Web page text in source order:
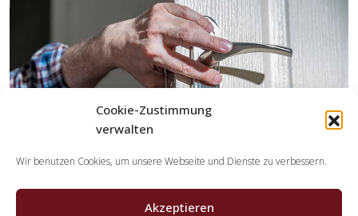
Cookie-Zustimmung
verwalten
Wir benutzen Cookies, um unsere Webseite und Dienste zu verbessern.
Akzeptieren